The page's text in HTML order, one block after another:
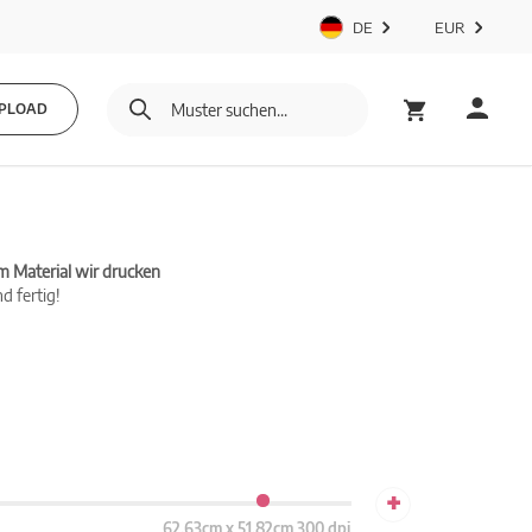
DE EUR
Material wir drucken
fertig!
+